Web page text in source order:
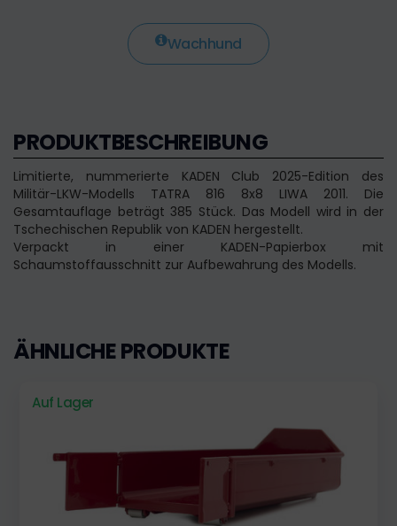
Wachhund
PRODUKTBESCHREIBUNG
Limitierte, nummerierte KADEN Club 2025-Edition des
Militär-LKW-Modells TATRA 816 8x8 LIWA 2011. Die
Gesamtauflage beträgt 385 Stück. Das Modell wird in der
Tschechischen Republik von KADEN hergestellt.
Verpackt in einer KADEN-Papierbox mit
Schaumstoffausschnitt zur Aufbewahrung des Modells.
ÄHNLICHE PRODUKTE
Auf Lager